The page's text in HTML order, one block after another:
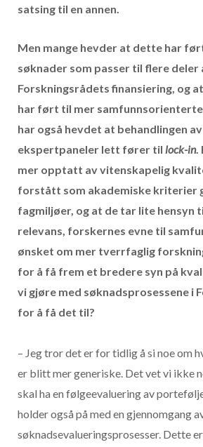
satsing til en annen.
Men mange hevder at dette har
søknader som passer til flere deler
Forskningsrådets finansiering, og
har ført til mer
har også hevdet at behandlingen
ekspertpaneler lett fører til lock-in.
mer opptatt av vitenskapelig
forstått som akademiske kriterier
fagmiljøer, og at de tar lite hensyn
relevans, forskernes evne til
ønsket om mer tverrfaglig
for å få frem et bredere syn på
vi gjøre med søknadsprosessene i
for å få det til?
– Jeg tror det er for tidlig å si noe om
er blitt mer generiske. Det vet vi ikke
skal ha en følgeevaluering av
holder også på med en gjennomgang
søknadsevalueringsprosesser. Dette